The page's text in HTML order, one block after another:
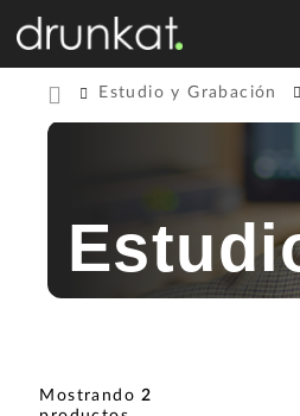
Estudio y Grabación
Mostrando2